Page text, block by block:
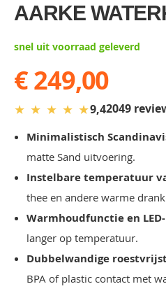
of
the
gallery
AARKE
snel uit voorraad geleverd
€ 249,00
★ ★ ★ ★ ★9,42049
Minimalistisch
matte Sand uitvoering.
Instelbare temperatuur
thee en andere warme
Warmhoudfunctie en
langer op temperatuur.
Dubbelwandige
BPA of plastic contact met